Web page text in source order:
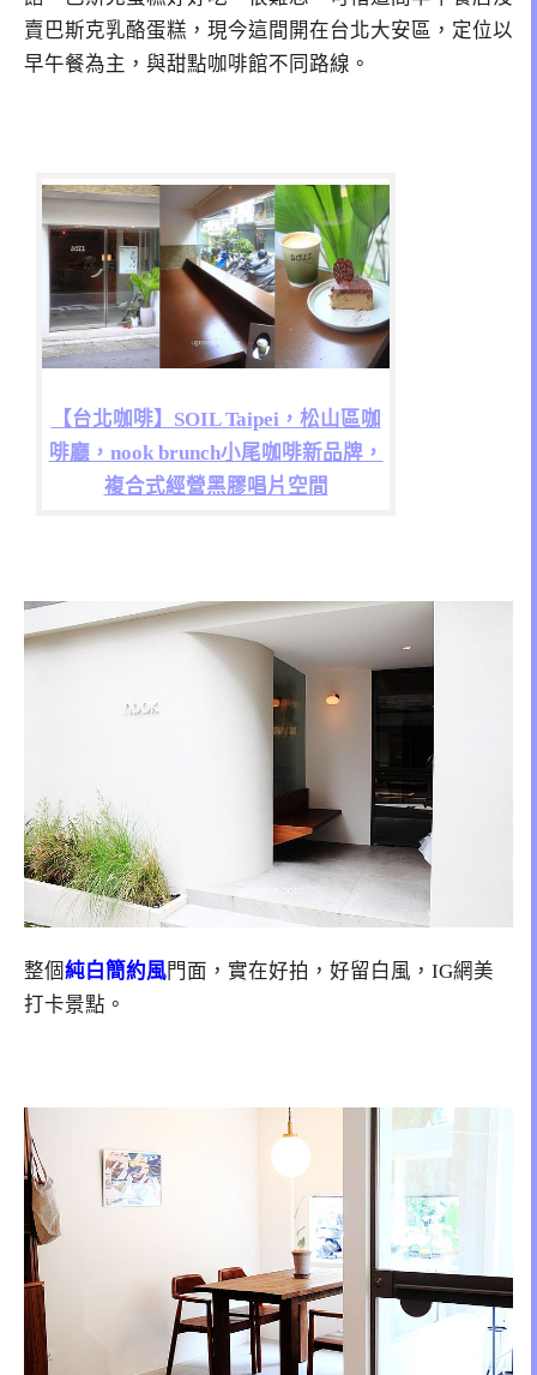
賣巴斯克乳酪蛋糕，現今這間開在台北大安區，定位以
早午餐為主，與甜點咖啡館不同路線。
【台北咖啡】SOIL Taipei，松山區咖
啡廳，nook brunch小尾咖啡新品牌，
複合式經營黑膠唱片空間
整個純白簡約風門面，實在好拍，好留白風，IG網美
打卡景點。